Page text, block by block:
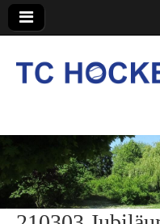
TC